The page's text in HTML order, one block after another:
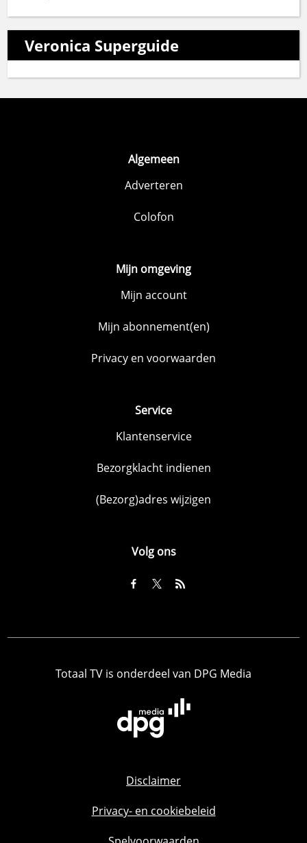
Veronica Superguide
Algemeen
Adverteren
Colofon
Mijn omgeving
Mijn account
Mijn abonnement(en)
Privacy en voorwaarden
Service
Klantenservice
Bezorgklacht indienen
(Bezorg)adres wijzigen
Volg ons
Totaal TV is onderdeel van DPG Media
Disclaimer
Privacy- en cookiebeleid